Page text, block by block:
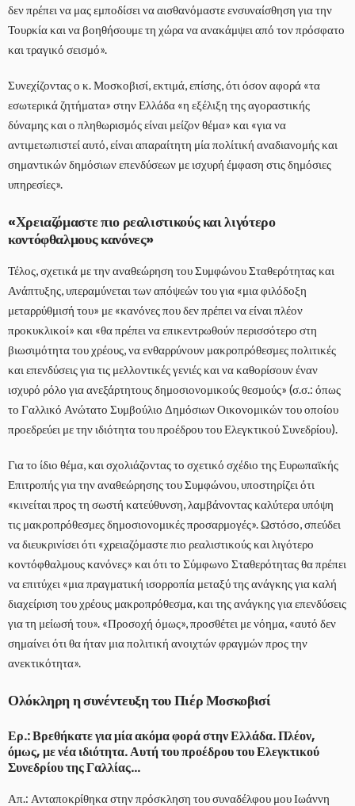
δεν πρέπει να μας εμποδίσει να αισθανόμαστε ενσυναίσθηση για την
Τουρκία και να βοηθήσουμε τη χώρα να ανακάμψει από τον πρόσφατο
και τραγικό σεισμό».
Συνεχίζοντας ο κ. Μοσκοβισί, εκτιμά, επίσης, ότι όσον αφορά «τα
εσωτερικά ζητήματα» στην Ελλάδα «η εξέλιξη της αγοραστικής
δύναμης και ο πληθωρισμός είναι μείζον θέμα» και «για να
αντιμετωπιστεί αυτό, είναι απαραίτητη μία πολίτική αναδιανομής και
σημαντικών δημόσιων επενδύσεων με ισχυρή έμφαση στις δημόσιες
υπηρεσίες».
«Χρειαζόμαστε πιο ρεαλιστικούς και λιγότερο
κοντόφθαλμους κανόνες»
Τέλος, σχετικά με την αναθεώρηση του Συμφώνου Σταθερότητας και
Ανάπτυξης, υπεραμύνεται των απόψεών του για «μια φιλόδοξη
μεταρρύθμισή του» με «κανόνες που δεν πρέπει να είναι πλέον
προκυκλικοί» και «θα πρέπει να επικεντρωθούν περισσότερο στη
βιωσιμότητα του χρέους, να ενθαρρύνουν μακροπρόθεσμες πολιτικές
και επενδύσεις για τις μελλοντικές γενιές και να καθορίσουν έναν
ισχυρό ρόλο για ανεξάρτητους δημοσιονομικούς θεσμούς» (σ.σ.: όπως
το Γαλλικό Ανώτατο Συμβούλιο Δημόσιων Οικονομικών του οποίου
προεδρεύει με την ιδιότητα του προέδρου του Ελεγκτικού Συνεδρίου).
Για το ίδιο θέμα, και σχολιάζοντας το σχετικό σχέδιο της Ευρωπαϊκής
Επιτροπής για την αναθεώρησης του Συμφώνου, υποστηρίζει ότι
«κινείται προς τη σωστή κατεύθυνση, λαμβάνοντας καλύτερα υπόψη
τις μακροπρόθεσμες δημοσιονομικές προσαρμογές». Ωστόσο, σπεύδει
να διευκρινίσει ότι «χρειαζόμαστε πιο ρεαλιστικούς και λιγότερο
κοντόφθαλμους κανόνες» και ότι το Σύμφωνο Σταθερότητας θα πρέπει
να επιτύχει «μια πραγματική ισορροπία μεταξύ της ανάγκης για καλή
διαχείριση του χρέους μακροπρόθεσμα, και της ανάγκης για επενδύσεις
για τη μείωσή του». «Προσοχή όμως», προσθέτει με νόημα, «αυτό δεν
σημαίνει ότι θα ήταν μια πολιτική ανοιχτών φραγμών προς την
ανεκτικότητα».
Ολόκληρη η συνέντευξη του Πιέρ Μοσκοβισί
Ερ.: Βρεθήκατε για μία ακόμα φορά στην Ελλάδα. Πλέον,
όμως, με νέα ιδιότητα. Αυτή του προέδρου του Ελεγκτικού
Συνεδρίου της Γαλλίας…
Απ.: Ανταποκρίθηκα στην πρόσκληση του συναδέλφου μου Ιωάννη